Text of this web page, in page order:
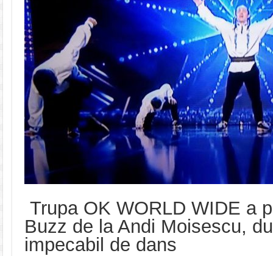
Trupa OK WORLD WIDE a
Buzz de la Andi Moisescu,
impecabil de dans